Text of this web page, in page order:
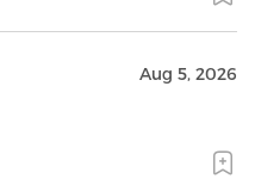
Aug 5, 2026